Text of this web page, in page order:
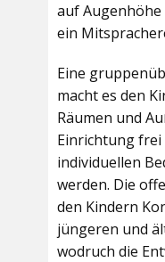
auf
ein
Eine
macht es den
Räumen und
Einrichtung frei
individuellen
werden. Die
den Kindern
jüngeren und
wodruch die